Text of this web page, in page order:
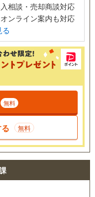
相談・売却商談対応
ンライン案内も対応
る
無料
無料